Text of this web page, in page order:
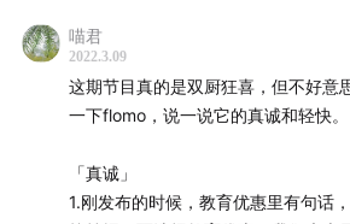
刘少楠 ，flomo 联合创始人、订阅邮
主理人
【主要话题】
的持续输出？
挖掘选题，我们在历史中寻找
二、为什么要记录细节：
我们大脑里不会记一本书或一篇文章
自己的知识体系没有任何结合点的话
“跟人聊”经常能获得具体过程，获得
觉得跟人“聊不动”，往往就是因为聊
喵君
2022.3.09
这期节目真的是双厨狂喜，但不好意
一下flomo，说一说它的真诚和轻快。
「真诚」
1.刚发布的时候，教育优惠里有句话